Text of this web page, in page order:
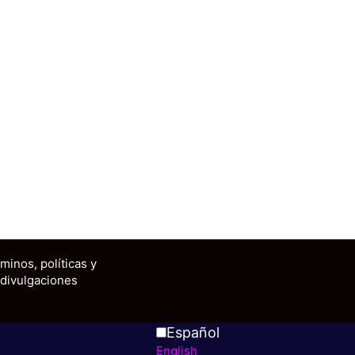
políticas y
divulgaciones
Español
English